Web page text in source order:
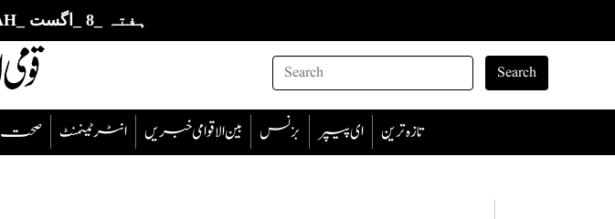
ہفتہ _8 _اگست _2026AH اگست 8, 2026
Search
صحت انٹرٹینمنٹ بین الاقوامی خبریں بزنس ای پیپر تازہ ترین